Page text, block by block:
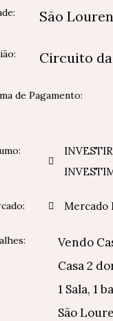
São
Circuito
de Pagamento:
Mercado
Vendo
Casa 2
1 Sala, 1
São